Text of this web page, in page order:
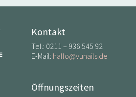
Kontakt
Tel.: 0211 – 936 545 92
E-Mail: hallo@vunails.de
Öffnungszeiten